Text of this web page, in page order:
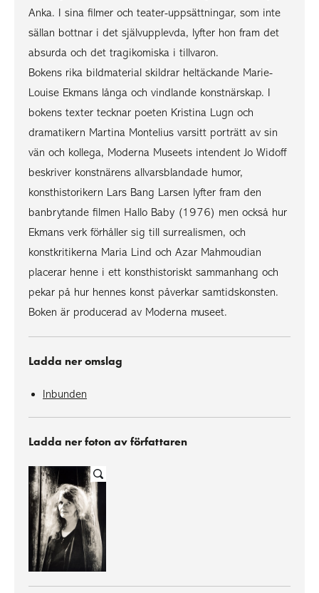
Anka. I sina filmer och teater-uppsättningar, som inte
sällan bottnar i det självupplevda, lyfter hon fram det
absurda och det tragikomiska i tillvaron.
Bokens rika bildmaterial skildrar heltäckande Marie-
Louise Ekmans långa och vindlande konstnärskap. I
bokens texter tecknar poeten Kristina Lugn och
dramatikern Martina Montelius varsitt porträtt av sin
vän och kollega, Moderna Museets intendent Jo Widoff
beskriver konstnärens allvarsblandade humor,
konsthistorikern Lars Bang Larsen lyfter fram den
banbrytande filmen Hallo Baby (1976) men också hur
Ekmans verk förhåller sig till surrealismen, och
konstkritikerna Maria Lind och Azar Mahmoudian
placerar henne i ett konsthistoriskt sammanhang och
pekar på hur hennes konst påverkar samtidskonsten.
Boken är producerad av Moderna museet.
Ladda ner omslag
Inbunden
Ladda ner foton av författaren